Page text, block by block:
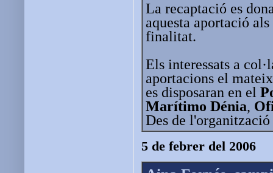
La recaptació es
aquesta aportació
finalitat.
Els interessats a
aportacions el
es disposaran en el
Marítimo Dénia,
Des de
5 de febrer del 2006